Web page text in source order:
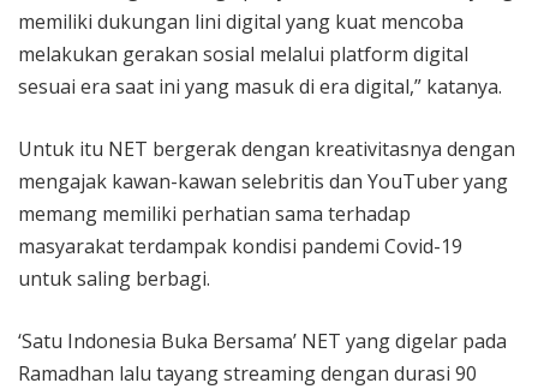
memiliki dukungan lini digital yang kuat mencoba
melakukan gerakan sosial melalui platform digital
sesuai era saat ini yang masuk di era digital,” katanya.
Untuk itu NET bergerak dengan kreativitasnya dengan
mengajak kawan-kawan selebritis dan YouTuber yang
memang memiliki perhatian sama terhadap
masyarakat terdampak kondisi pandemi Covid-19
untuk saling berbagi.
‘Satu Indonesia Buka Bersama’ NET yang digelar pada
Ramadhan lalu tayang streaming dengan durasi 90